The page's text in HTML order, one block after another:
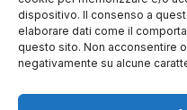
dispositivo. Il consenso a
elaborare dati come il
questo sito. Non acconsentire
negativamente su alcune
coordinamento da parte
Sede legale: via Ragazzi